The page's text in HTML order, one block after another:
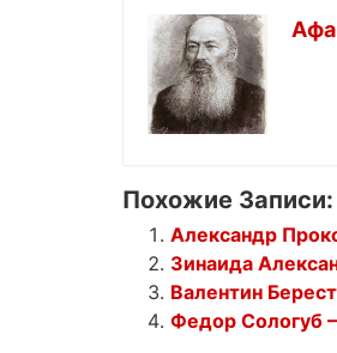
Похожие Записи:
Александр
Зинаида
Валентин
Федор Сологуб